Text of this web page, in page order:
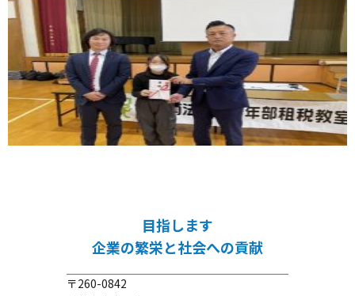
目指します
企業の繁栄と社会への貢献
〒260-0842